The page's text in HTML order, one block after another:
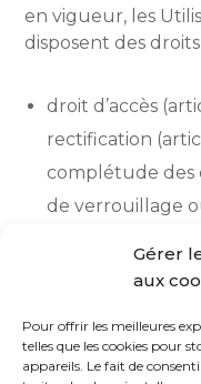
Gérer
aux
Pour offrir les meilleures
telles que les cookies pour
appareils. Le fait de
en vigueur, les
disposent des
droit d’accès
rectification
complétude des
de verrouillage
RGPD),
l’utilisation, la
conservation est